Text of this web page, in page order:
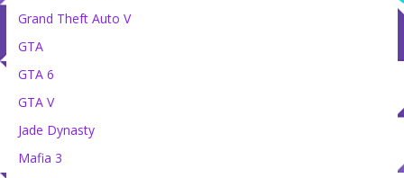
Grand Theft Auto V
GTA
GTA 6
GTA V
Jade Dynasty
Mafia 3